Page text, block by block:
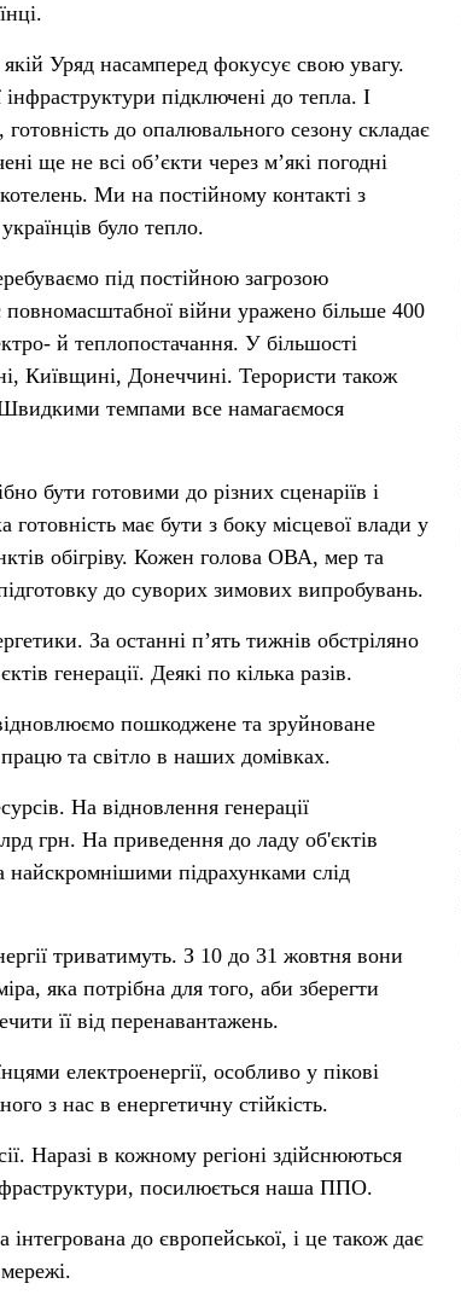
Уряд насамперед фокусує свою увагу.
підключені до тепла. І
до опалювального сезону складає
ще не всі об’єкти через м’які погодні
Ми на постійному контакті з
було тепло.
під постійною загрозою
повномасштабної війни уражено більше 400
й теплопостачання. У більшості
Київщині, Донеччині. Терористи також
темпами все намагаємося
бути готовими до різних сценаріїв і
має бути з боку місцевої влади у
обігріву. Кожен голова ОВА, мер та
до суворих зимових випробувань.
За останні п’ять тижнів обстріляно
генерації. Деякі по кілька разів.
пошкоджене та зруйноване
та світло в наших домівках.
На відновлення генерації
грн. На приведення до ладу об'єктів
найскромнішими підрахунками слід
триватимуть. З 10 до 31 жовтня вони
яка потрібна для того, аби зберегти
її від перенавантажень.
електроенергії, особливо у пікові
з нас в енергетичну стійкість.
Наразі в кожному регіоні здійснюються
посилюється наша ППО.
до європейської, і це також дає